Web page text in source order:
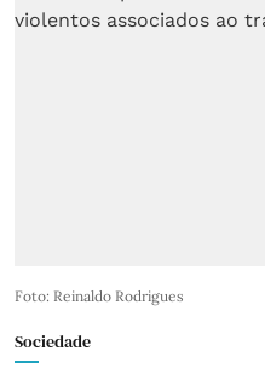
Foto: Reinaldo Rodrigues
Sociedade